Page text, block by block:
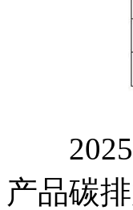
2025
产品碳